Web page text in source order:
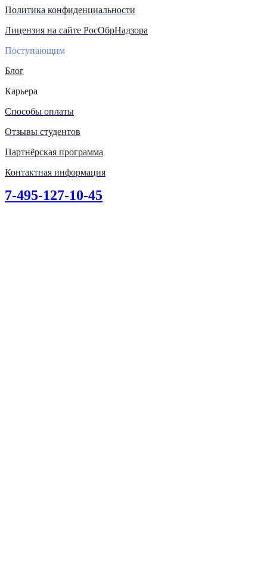
Политика конфиденциальности
Лицензия на сайте РосОбрНадзора
Поступающим
Блог
Карьера
Способы оплаты
Отзывы студентов
Партнёрская программа
Контактная информация
7-495-127-10-45